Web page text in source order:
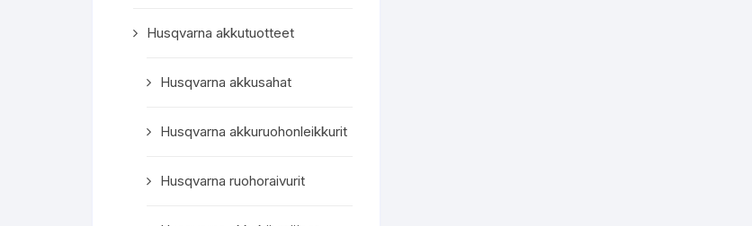
Husqvarna akkutuotteet
Husqvarna akkusahat
Husqvarna akkuruohonleikkurit
Husqvarna ruohoraivurit